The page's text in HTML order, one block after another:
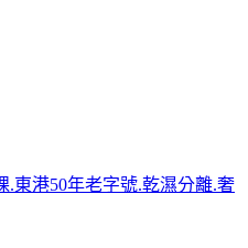
.東港50年老字號.乾濕分離.奢